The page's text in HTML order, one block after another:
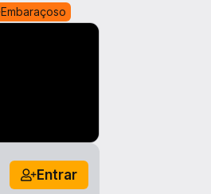
Embaraçoso
Entrar